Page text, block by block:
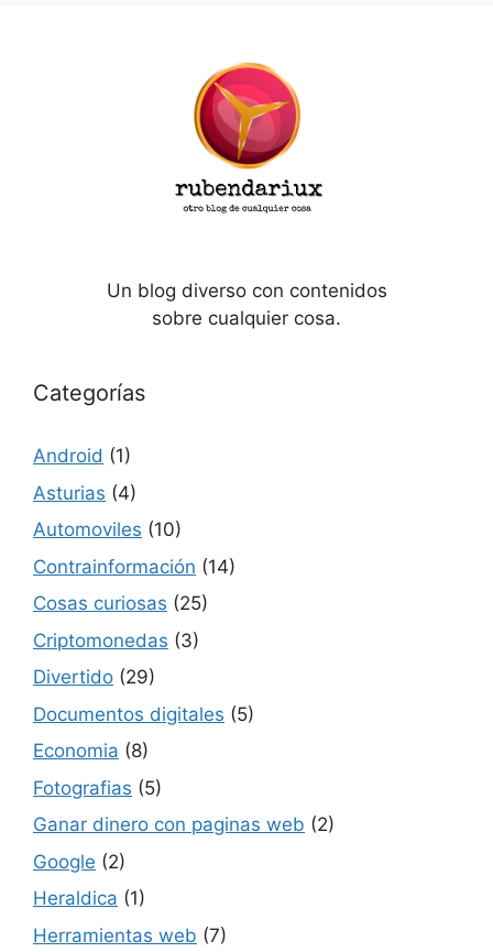
Un blog diverso con contenidos
sobre cualquier cosa.
Categorías
Android (1)
Asturias (4)
Automoviles (10)
Contrainformación (14)
Cosas curiosas (25)
Criptomonedas (3)
Divertido (29)
Documentos digitales (5)
Economia (8)
Fotografias (5)
Ganar dinero con paginas web (2)
Google (2)
Heraldica (1)
Herramientas web (7)